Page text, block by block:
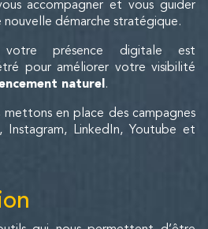
accompagner et vous guider
démarche stratégique.
présence digitale est
pour améliorer votre visibilité
naturel .
mettons en place des campagnes
Instagram, LinkedIn, Youtube et